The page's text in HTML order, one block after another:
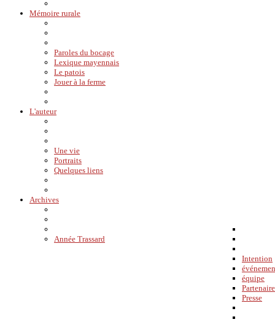
Mémoire rurale
Paroles du bocage
Lexique mayennais
Le patois
Jouer à la ferme
L'auteur
Une vie
Portraits
Quelques liens
Archives
Année Trassard
Intention
équipe
Presse